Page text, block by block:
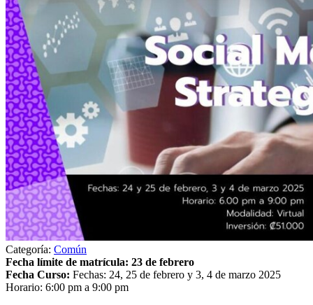
Categoría: Común
Fecha límite de matrícula: 23 de febrero
Fecha Curso: Fechas: 24, 25 de febrero y 3, 4 de marzo 2025
Horario: 6:00 pm a 9:00 pm